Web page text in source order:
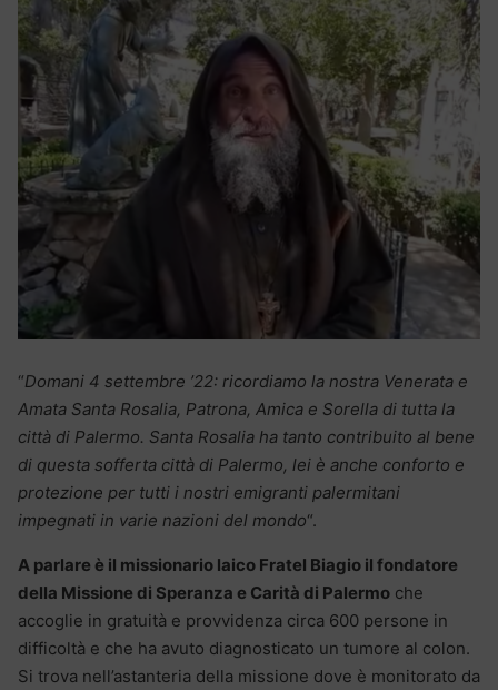
“Domani 4 settembre ’22: ricordiamo la nostra Venerata e
Amata Santa Rosalia, Patrona, Amica e Sorella di tutta la
città di Palermo. Santa Rosalia ha tanto contribuito al bene
di questa sofferta città di Palermo, lei è anche conforto e
protezione per tutti i nostri emigranti palermitani
impegnati in varie nazioni del mondo“.
A parlare è il missionario laico Fratel Biagio il fondatore
della Missione di Speranza e Carità di Palermo che
accoglie in gratuità e provvidenza circa 600 persone in
difficoltà e che ha avuto diagnosticato un tumore al colon.
Si trova nell’astanteria della missione dove è monitorato da